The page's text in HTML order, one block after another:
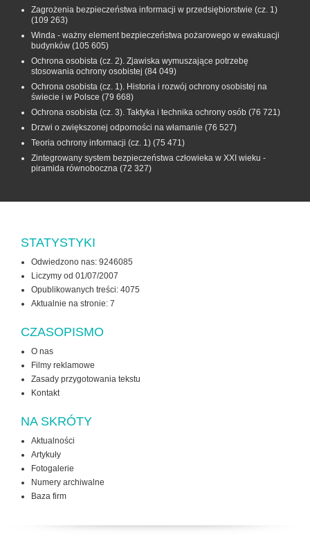
Zagrożenia bezpieczeństwa informacji w przedsiębiorstwie (cz. 1)
(109 263)
Winda - ważny element bezpieczeństwa pożarowego w ewakuacji
budynków (105 605)
Ochrona osobista (cz. 2). Zjawiska wymuszające potrzebę
stosowania ochrony osobistej (84 049)
Ochrona osobista (cz. 1). Historia i rozwój ochrony osobistej na
świecie i w Polsce (79 668)
Ochrona osobista (cz. 3). Taktyka i technika ochrony osób (76 721)
Drzwi o zwiększonej odporności na włamanie (76 527)
Teoria ochrony informacji (cz. 1) (75 471)
Zintegrowany system bezpieczeństwa człowieka w XXI wieku -
piramida równoboczna (72 327)
STATYSTYKI
Odwiedzono nas: 9246085
Liczymy od 01/07/2007
Opublikowanych treści: 4075
Aktualnie na stronie: 7
CZASOPISMO
O nas
Filmy reklamowe
Zasady przygotowania tekstu
Kontakt
NA SKRÓTY
Aktualności
Artykuły
Fotogalerie
Numery archiwalne
Baza firm